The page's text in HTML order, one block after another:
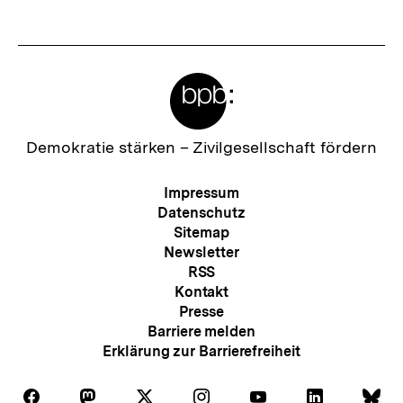
h
Zur
Demokratie stärken – Zivilgesellschaft fördern
Meta-
Navigation
Impressum
Datenschutz
Sitemap
Newsletter
RSS
Kontakt
Presse
Barriere melden
Erklärung zur Barrierefreiheit
Auf Auf